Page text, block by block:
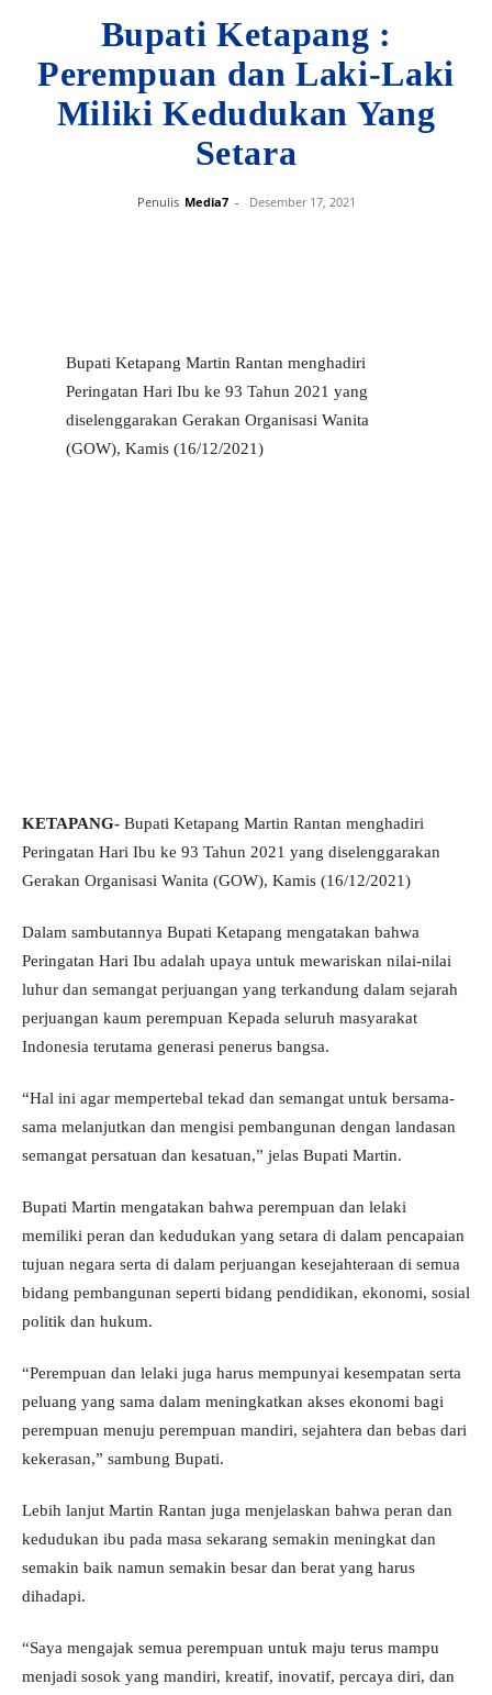
Bupati Ketapang :
Perempuan dan Laki-Laki
Miliki Kedudukan Yang
Setara
Penulis Media7 - Desember 17, 2021
Bupati Ketapang Martin Rantan menghadiri
Peringatan Hari Ibu ke 93 Tahun 2021 yang
diselenggarakan Gerakan Organisasi Wanita
(GOW), Kamis (16/12/2021)
KETAPANG- Bupati Ketapang Martin Rantan menghadiri
Peringatan Hari Ibu ke 93 Tahun 2021 yang diselenggarakan
Gerakan Organisasi Wanita (GOW), Kamis (16/12/2021)
Dalam sambutannya Bupati Ketapang mengatakan bahwa
Peringatan Hari Ibu adalah upaya untuk mewariskan nilai-nilai
luhur dan semangat perjuangan yang terkandung dalam sejarah
perjuangan kaum perempuan Kepada seluruh masyarakat
Indonesia terutama generasi penerus bangsa.
“Hal ini agar mempertebal tekad dan semangat untuk bersama-
sama melanjutkan dan mengisi pembangunan dengan landasan
semangat persatuan dan kesatuan,” jelas Bupati Martin.
Bupati Martin mengatakan bahwa perempuan dan lelaki
memiliki peran dan kedudukan yang setara di dalam pencapaian
tujuan negara serta di dalam perjuangan kesejahteraan di semua
bidang pembangunan seperti bidang pendidikan, ekonomi, sosial
politik dan hukum.
“Perempuan dan lelaki juga harus mempunyai kesempatan serta
peluang yang sama dalam meningkatkan akses ekonomi bagi
perempuan menuju perempuan mandiri, sejahtera dan bebas dari
kekerasan,” sambung Bupati.
Lebih lanjut Martin Rantan juga menjelaskan bahwa peran dan
kedudukan ibu pada masa sekarang semakin meningkat dan
semakin baik namun semakin besar dan berat yang harus
dihadapi.
“Saya mengajak semua perempuan untuk maju terus mampu
menjadi sosok yang mandiri, kreatif, inovatif, percaya diri, dan